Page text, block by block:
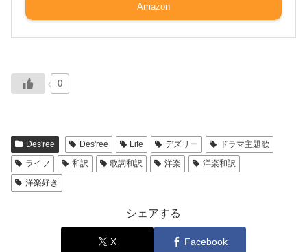
Amazon
0
Des'ree Des'ree Life デズリー
ドラマ主題歌
ライフ
和訳 歌詞和訳 洋楽
洋楽和訳
洋楽好き
シェアする
X Facebook